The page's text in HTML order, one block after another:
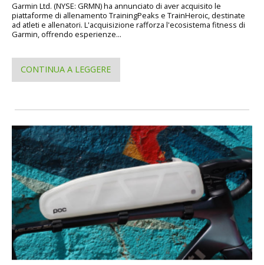
Garmin Ltd. (NYSE: GRMN) ha annunciato di aver acquisito le
piattaforme di allenamento TrainingPeaks e TrainHeroic, destinate
ad atleti e allenatori. L'acquisizione rafforza l'ecosistema fitness di
Garmin, offrendo esperienze...
CONTINUA A LEGGERE